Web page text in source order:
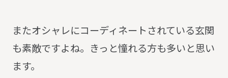
またオシャレにコーディネートされている玄関
も素敵ですよね。 きっと憧れる方も多いと思い
ます。